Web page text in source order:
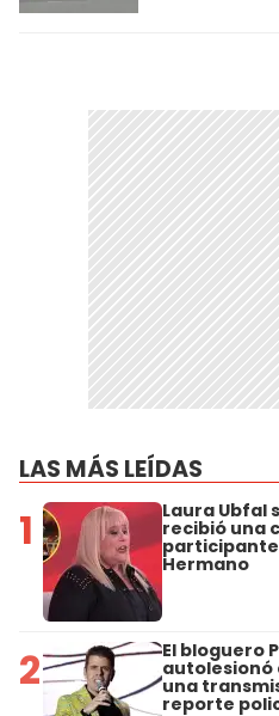
LAS MÁS LEÍDAS
1 Laura Ubfal
recibió una
participante
Hermano
2 El bloguero
autolesionó
una
reporte